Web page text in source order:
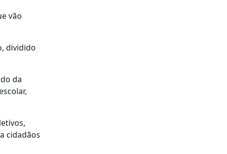
vão
dividido
da
cidadãos